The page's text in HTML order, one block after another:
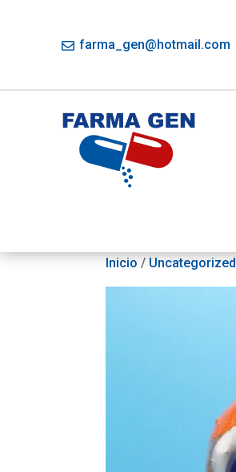
farma_gen@hotmail.com
Inicio / Uncategorized